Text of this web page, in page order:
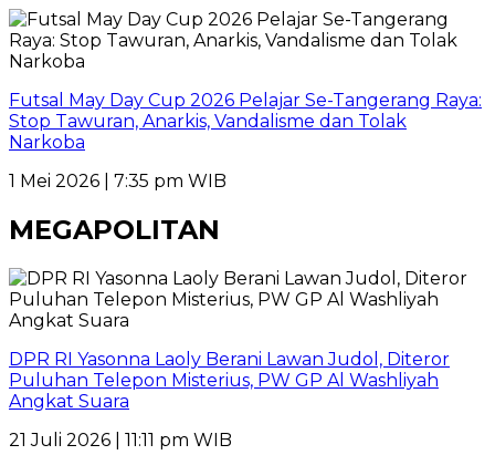
Futsal May Day Cup 2026 Pelajar Se-Tangerang Raya:
Stop Tawuran, Anarkis, Vandalisme dan Tolak
Narkoba
1 Mei 2026 | 7:35 pm WIB
MEGAPOLITAN
DPR RI Yasonna Laoly Berani Lawan Judol, Diteror
Puluhan Telepon Misterius, PW GP Al Washliyah
Angkat Suara
21 Juli 2026 | 11:11 pm WIB